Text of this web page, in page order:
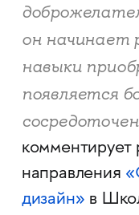
он начинает
навыки
появляется
комментирует
направления
дизайн» в